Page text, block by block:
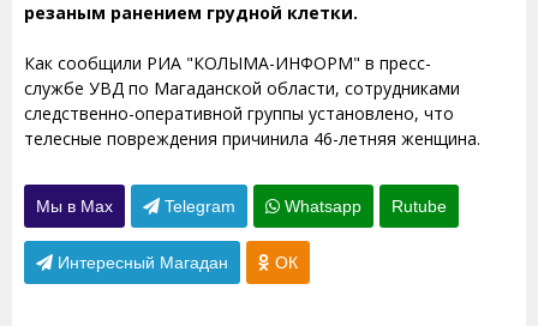
резаным ранением грудной клетки.
Как сообщили РИА "КОЛЫМА-ИНФОРМ" в пресс-
службе УВД по Магаданской области, сотрудниками
следственно-оперативной группы установлено, что
телесные повреждения причинила 46-летняя женщина.
Мы в Max Telegram Whatsapp Rutube
Интересный Магадан ОК